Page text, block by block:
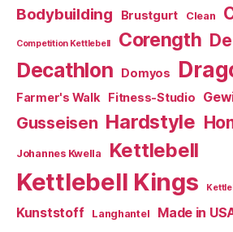
Bodybuilding Brustgurt Clean
Competition Kettlebell Corength
Decathlon Domyos
Farmer's Walk Fitness-Studio
Gusseisen Hardstyle
Johannes Kwella Kettlebell
Kettlebell Kings
Kunststoff Langhantel Made in